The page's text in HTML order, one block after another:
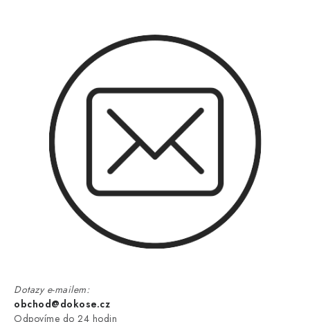
Dotazy e-mailem:
obchod@dokose.cz
Odpovíme do 24 hodin